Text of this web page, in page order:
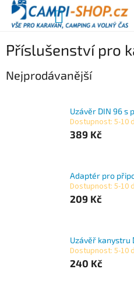
Přejít
obsah
NÁKUPNÍ
Příslušenství pro
Nejprodávanější
Uzávěr DIN 96 s
Dostupnost: 5-10
389 Kč
Adaptér pro
Dostupnost: 5-10
209 Kč
Uzávěř kanystru
Dostupnost: 5-10
240 Kč